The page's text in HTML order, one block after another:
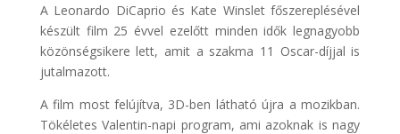
A Leonardo DiCaprio és Kate Winslet főszereplésével
készült film 25 évvel ezelőtt minden idők legnagyobb
közönségsikere lett, amit a szakma 11 Oscar-díjjal is
jutalmazott.
A film most felújítva, 3D-ben látható újra a mozikban.
Tökéletes Valentin-napi program, ami azoknak is nagy